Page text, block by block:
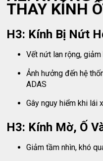
THAY KÍNH
H3: Kính Bị Nứt
Vết nứt lan rộng,
Ảnh hưởng đến hệ
ADAS
Gây nguy hiểm khi lái
H3: Kính Mờ, Ố
Giảm tầm nhìn, khó